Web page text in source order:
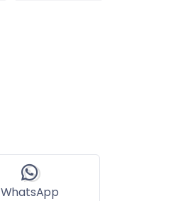
WhatsApp